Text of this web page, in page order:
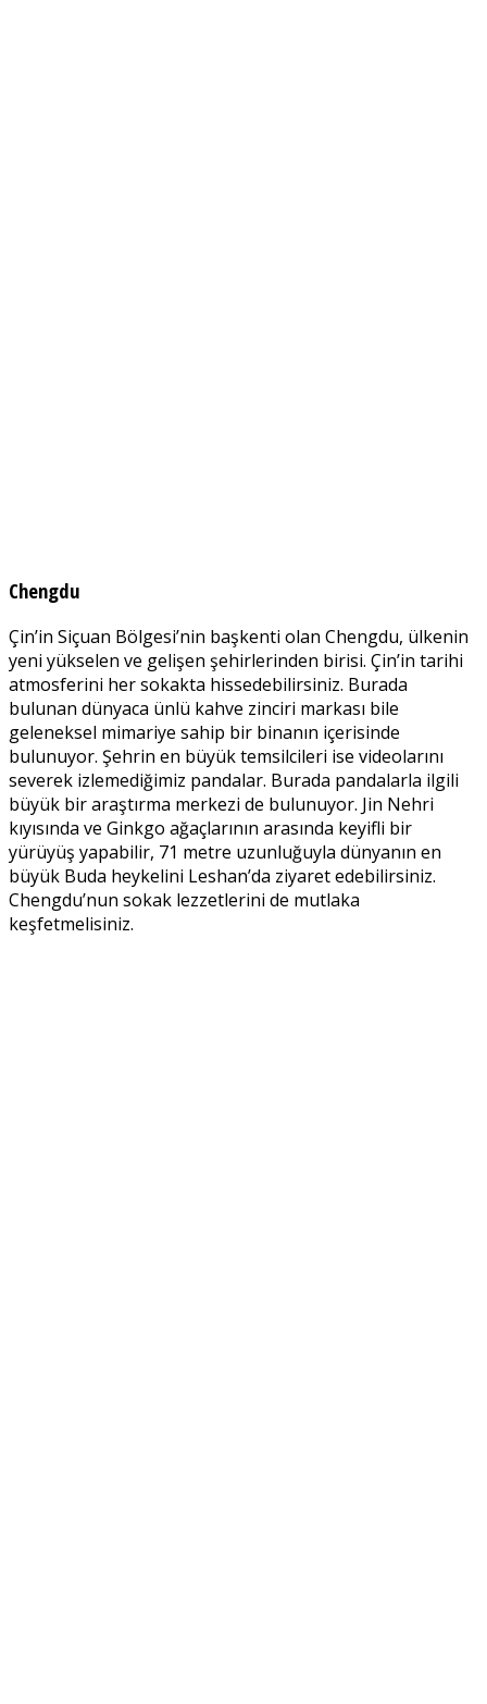
Chengdu
Çin’in Siçuan Bölgesi’nin başkenti olan Chengdu, ülkenin
yeni yükselen ve gelişen şehirlerinden birisi. Çin’in tarihi
atmosferini her sokakta hissedebilirsiniz. Burada
bulunan dünyaca ünlü kahve zinciri markası bile
geleneksel mimariye sahip bir binanın içerisinde
bulunuyor. Şehrin en büyük temsilcileri ise videolarını
severek izlemediğimiz pandalar. Burada pandalarla ilgili
büyük bir araştırma merkezi de bulunuyor. Jin Nehri
kıyısında ve Ginkgo ağaçlarının arasında keyifli bir
yürüyüş yapabilir, 71 metre uzunluğuyla dünyanın en
büyük Buda heykelini Leshan’da ziyaret edebilirsiniz.
Chengdu’nun sokak lezzetlerini de mutlaka
keşfetmelisiniz.